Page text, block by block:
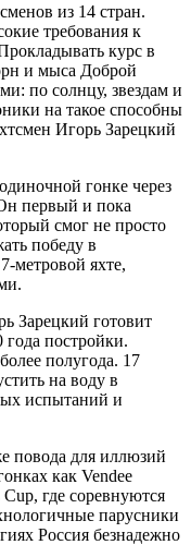
из 14 стран.
требования к
курс в
и мыса Доброй
по солнцу, звездам и
на такое способны
Игорь Зарецкий
гонке через
первый и пока
смог не просто
победу в
метровой яхте,
Зарецкий готовит
года постройки.
полугода. 17
на воду в
испытаний и
повода для иллюзий
как Vendee
где соревнуются
парусники
Россия безнадежно